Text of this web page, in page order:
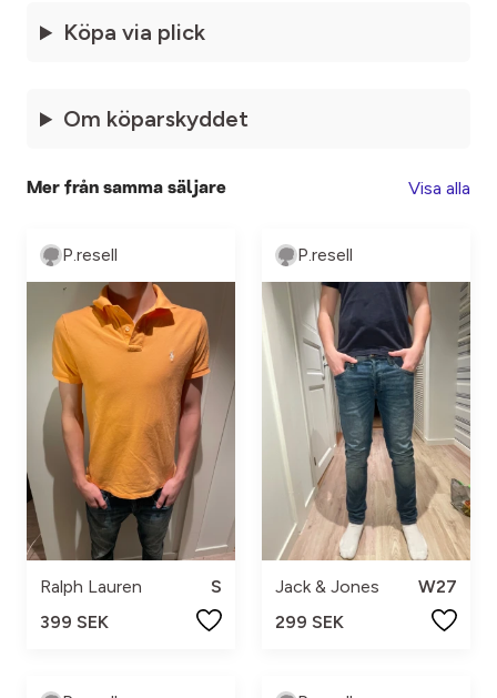
Köpa via plick
Om köparskyddet
Mer från samma säljare Visa alla
P.resell
Ralph Lauren
S
399 SEK
P.resell
Jack & Jones
W27
299 SEK